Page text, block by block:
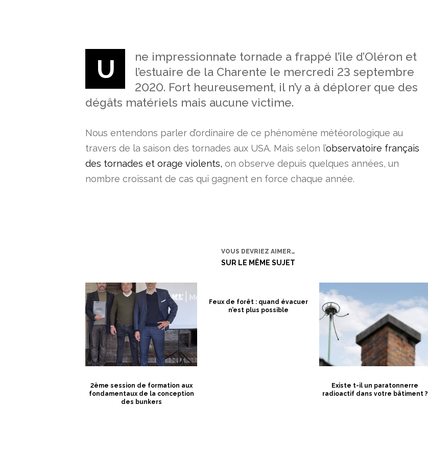
U
ne impressionnate tornade a frappé l’île d’Oléron et
l’estuaire de la Charente le mercredi 23 septembre
2020. Fort heureusement, il n’y a à déplorer que des
dégâts matériels mais aucune victime.
Nous entendons parler d’ordinaire de ce phénomène météorologique au
travers de la saison des tornades aux USA. Mais selon l’observatoire français
des tornades et orage violents, on observe depuis quelques années, un
nombre croissant de cas qui gagnent en force chaque année.
VOUS DEVRIEZ AIMER…
SUR LE MÊME SUJET
2ème session de formation aux
fondamentaux de la conception
des bunkers
Feux de forêt : quand évacuer
n’est plus possible
Existe t-il un paratonnerre
radioactif dans votre bâtiment ?